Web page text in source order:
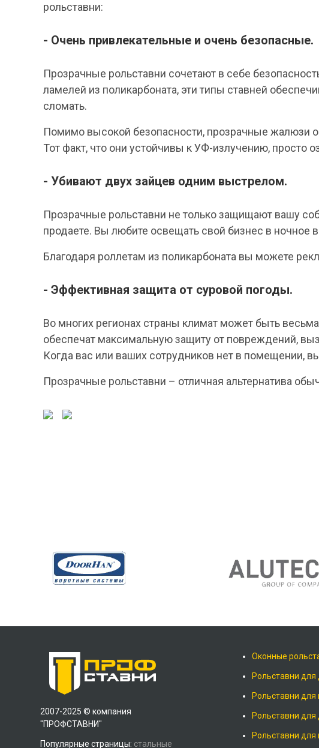
рольставни:
- Очень привлекательные и очень безопасные.
Прозрачные рольставни сочетают в себе
ламелей из поликарбоната, эти типы ставней
сломать.
Помимо высокой безопасности, прозрачные жалюзи
Тот факт, что они устойчивы к УФ-излучению, просто
- Убивают двух зайцев одним выстрелом.
Прозрачные рольставни не только защищают вашу
продаете. Вы любите освещать свой бизнес в ночное
Благодаря роллетам из поликарбоната вы можете
- Эффективная защита от суровой погоды.
Во многих регионах страны климат может быть
обеспечат максимальную защиту от повреждений,
Когда вас или ваших сотрудников нет в помещении,
Прозрачные рольставни – отличная альтернатива
2007-2025 © компания
"ПРОФСТАВНИ"
Популярные страницы: стальные
Оконные
Рольставни для
Рольставни для
Рольставни для
Рольставни для